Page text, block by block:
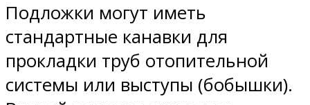
Подложки могут иметь
стандартные канавки для
прокладки труб отопительной
системы или выступы (бобышки).